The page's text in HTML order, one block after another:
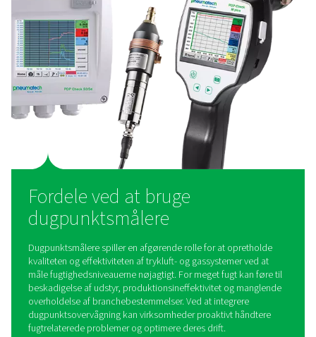
PDP Check 500 S2/S1
der er designet til køle-, membran- og
integreret display, alarmrelæ og Modbus-RTU-
den overvågning og alarmer i realtid, hvilket sikrer tør
kvalitet og systemeffektivitet.